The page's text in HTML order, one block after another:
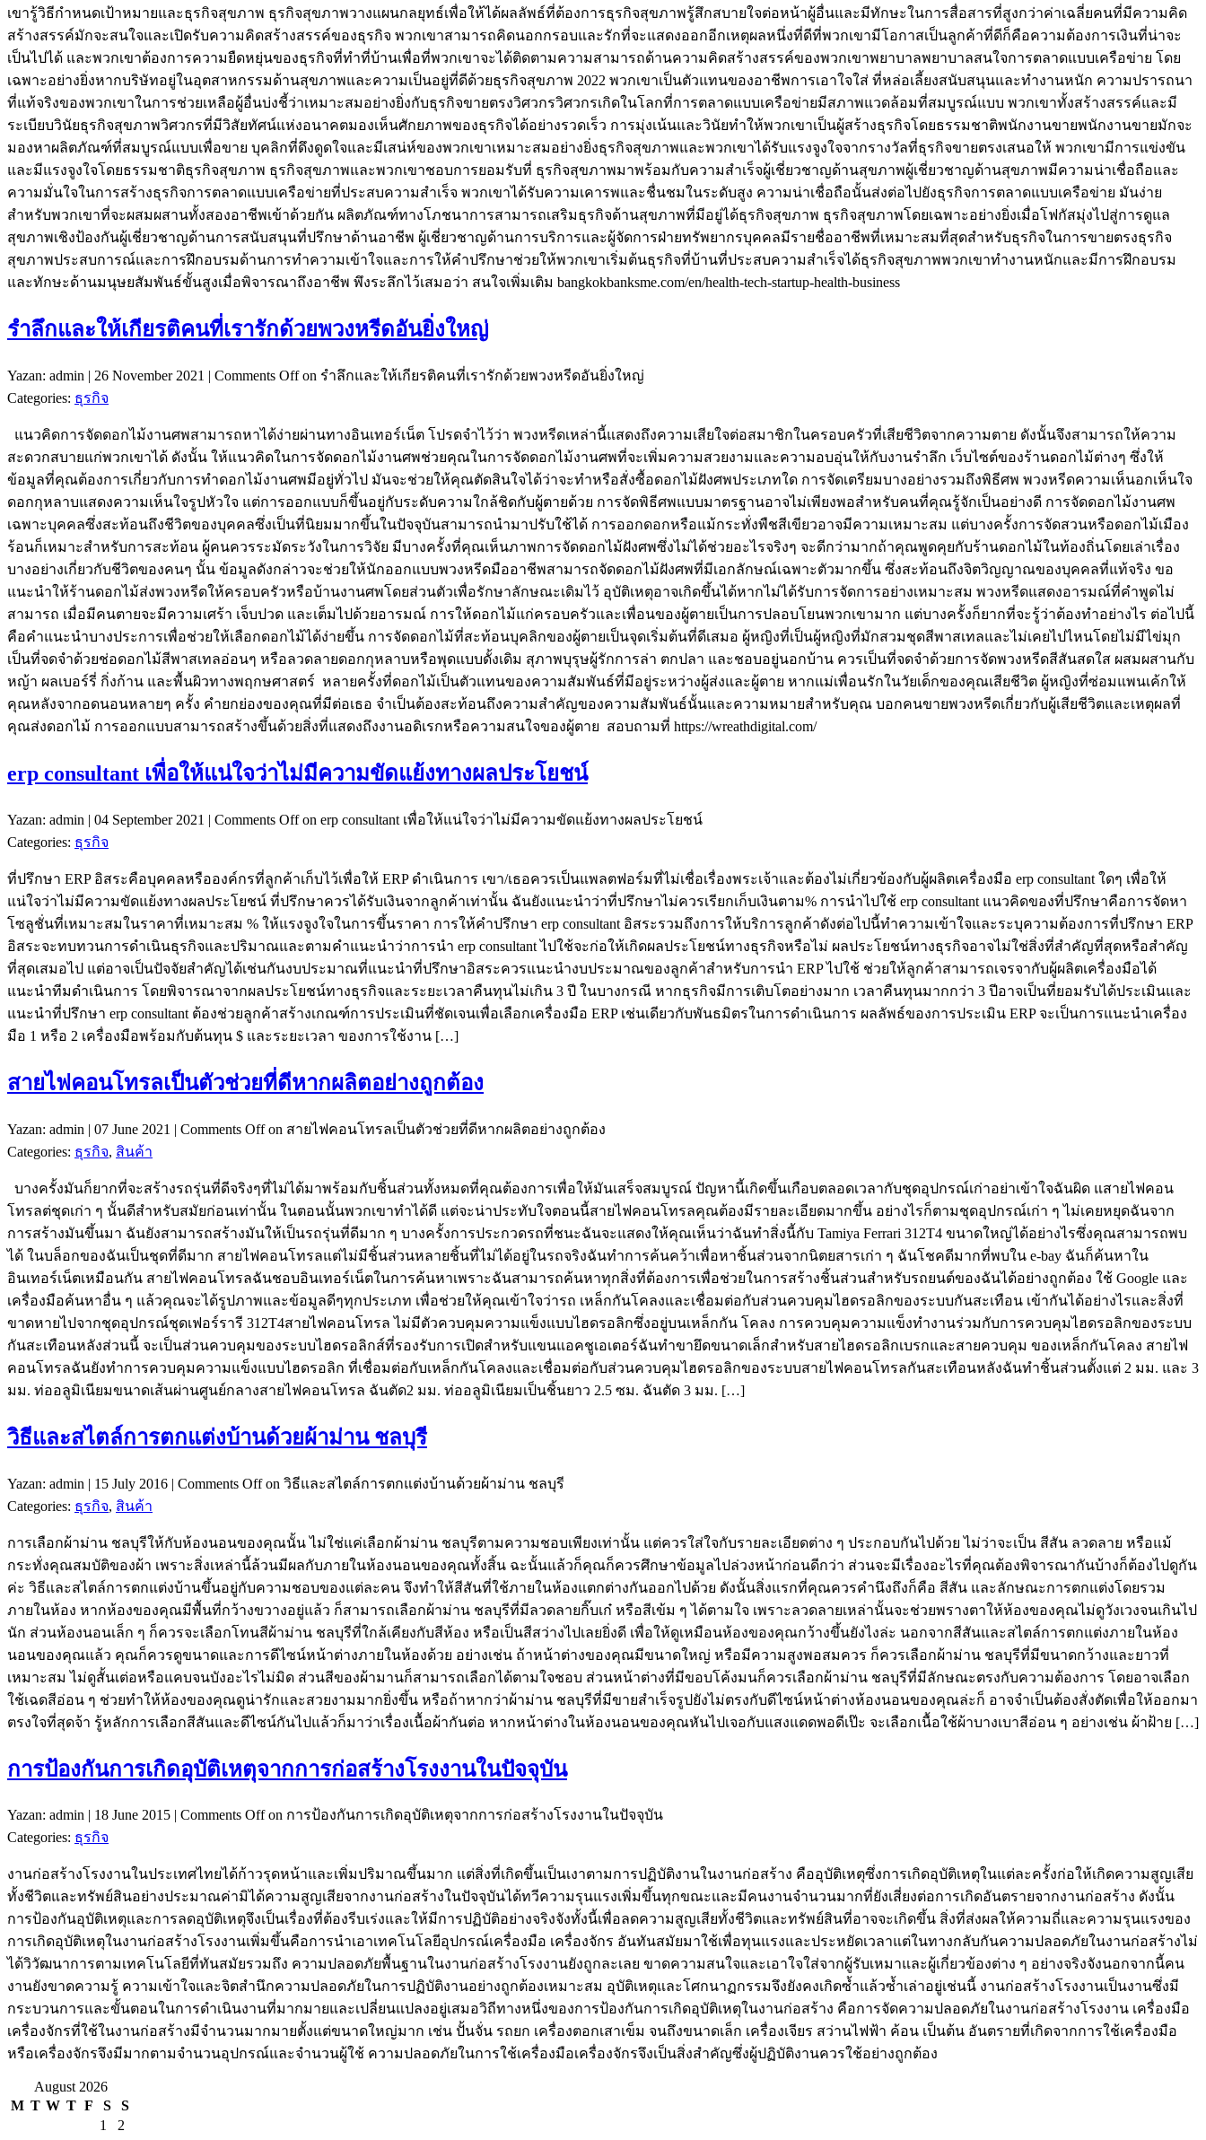
เขารู้วิธีกำหนดเป้าหมายและธุรกิจสุขภาพ ธุรกิจสุขภาพวางแผนกลยุทธ์เพื่อให้ได้ผลลัพธ์ที่ต้องการธุรกิจสุขภาพรู้สึกสบายใจต่อหน้าผู้อื่นและมีทักษะในการสื่อสารที่สูงกว่าค่าเฉลี่ยคนที่มีความคิด
สร้างสรรค์มักจะสนใจและเปิดรับความคิดสร้างสรรค์ของธุรกิจ พวกเขาสามารถคิดนอกกรอบและรักที่จะแสดงออกอีกเหตุผลหนึ่งที่ดีที่พวกเขามีโอกาสเป็นลูกค้าที่ดีก็คือความต้องการเงินที่น่าจะ
เป็นไปได้ และพวกเขาต้องการความยืดหยุ่นของธุรกิจที่ทำที่บ้านเพื่อที่พวกเขาจะได้ติดตามความสามารถด้านความคิดสร้างสรรค์ของพวกเขาพยาบาลพยาบาลสนใจการตลาดแบบเครือข่าย โดย
เฉพาะอย่างยิ่งหากบริษัทอยู่ในอุตสาหกรรมด้านสุขภาพและความเป็นอยู่ที่ดีด้วยธุรกิจสุขภาพ 2022 พวกเขาเป็นตัวแทนของอาชีพการเอาใจใส่ ที่หล่อเลี้ยงสนับสนุนและทำงานหนัก ความปรารถนา
ที่แท้จริงของพวกเขาในการช่วยเหลือผู้อื่นบ่งชี้ว่าเหมาะสมอย่างยิ่งกับธุรกิจขายตรงวิศวกรวิศวกรเกิดในโลกที่การตลาดแบบเครือข่ายมีสภาพแวดล้อมที่สมบูรณ์แบบ พวกเขาทั้งสร้างสรรค์และมี
ระเบียบวินัยธุรกิจสุขภาพวิศวกรที่มีวิสัยทัศน์แห่งอนาคตมองเห็นศักยภาพของธุรกิจได้อย่างรวดเร็ว การมุ่งเน้นและวินัยทำให้พวกเขาเป็นผู้สร้างธุรกิจโดยธรรมชาติพนักงานขายพนักงานขายมักจะ
มองหาผลิตภัณฑ์ที่สมบูรณ์แบบเพื่อขาย บุคลิกที่ดึงดูดใจและมีเสน่ห์ของพวกเขาเหมาะสมอย่างยิ่งธุรกิจสุขภาพและพวกเขาได้รับแรงจูงใจจากรางวัลที่ธุรกิจขายตรงเสนอให้ พวกเขามีการแข่งขัน
และมีแรงจูงใจโดยธรรมชาติธุรกิจสุขภาพ ธุรกิจสุขภาพและพวกเขาชอบการยอมรับที่ ธุรกิจสุขภาพมาพร้อมกับความสำเร็จผู้เชี่ยวชาญด้านสุขภาพผู้เชี่ยวชาญด้านสุขภาพมีความน่าเชื่อถือและ
ความมั่นใจในการสร้างธุรกิจการตลาดแบบเครือข่ายที่ประสบความสำเร็จ พวกเขาได้รับความเคารพและชื่นชมในระดับสูง ความน่าเชื่อถือนั้นส่งต่อไปยังธุรกิจการตลาดแบบเครือข่าย มันง่าย
สำหรับพวกเขาที่จะผสมผสานทั้งสองอาชีพเข้าด้วยกัน ผลิตภัณฑ์ทางโภชนาการสามารถเสริมธุรกิจด้านสุขภาพที่มีอยู่ได้ธุรกิจสุขภาพ ธุรกิจสุขภาพโดยเฉพาะอย่างยิ่งเมื่อโฟกัสมุ่งไปสู่การดูแล
สุขภาพเชิงป้องกันผู้เชี่ยวชาญด้านการสนับสนุนที่ปรึกษาด้านอาชีพ ผู้เชี่ยวชาญด้านการบริการและผู้จัดการฝ่ายทรัพยากรบุคคลมีรายชื่ออาชีพที่เหมาะสมที่สุดสำหรับธุรกิจในการขายตรงธุรกิจ
สุขภาพประสบการณ์และการฝึกอบรมด้านการทำความเข้าใจและการให้คำปรึกษาช่วยให้พวกเขาเริ่มต้นธุรกิจที่บ้านที่ประสบความสำเร็จได้ธุรกิจสุขภาพพวกเขาทำงานหนักและมีการฝึกอบรม
และทักษะด้านมนุษยสัมพันธ์ขั้นสูงเมื่อพิจารณาถึงอาชีพ พึงระลึกไว้เสมอว่า สนใจเพิ่มเติม bangkokbanksme.com/en/health-tech-startup-health-business
รำลึกและให้เกียรติคนที่เรารักด้วยพวงหรีดอันยิ่งใหญ่
Yazan: admin | 26 November 2021 | Comments Offon รำลึกและให้เกียรติคนที่เรารักด้วยพวงหรีดอันยิ่งใหญ่
Categories: ธุรกิจ
แนวคิดการจัดดอกไม้งานศพสามารถหาได้ง่ายผ่านทางอินเทอร์เน็ต โปรดจำไว้ว่า พวงหรีดเหล่านี้แสดงถึงความเสียใจต่อสมาชิกในครอบครัวที่เสียชีวิตจากความตาย ดังนั้นจึงสามารถให้ความ
สะดวกสบายแก่พวกเขาได้ ดังนั้น ให้แนวคิดในการจัดดอกไม้งานศพช่วยคุณในการจัดดอกไม้งานศพที่จะเพิ่มความสวยงามและความอบอุ่นให้กับงานรำลึก เว็บไซต์ของร้านดอกไม้ต่างๆ ซึ่งให้
ข้อมูลที่คุณต้องการเกี่ยวกับการทำดอกไม้งานศพมีอยู่ทั่วไป มันจะช่วยให้คุณตัดสินใจได้ว่าจะทำหรือสั่งซื้อดอกไม้ฝังศพประเภทใด การจัดเตรียมบางอย่างรวมถึงพิธีศพ พวงหรีดความเห็นอกเห็นใจ
ดอกกุหลาบแสดงความเห็นใจรูปหัวใจ แต่การออกแบบก็ขึ้นอยู่กับระดับความใกล้ชิดกับผู้ตายด้วย การจัดพิธีศพแบบมาตรฐานอาจไม่เพียงพอสำหรับคนที่คุณรู้จักเป็นอย่างดี การจัดดอกไม้งานศพ
เฉพาะบุคคลซึ่งสะท้อนถึงชีวิตของบุคคลซึ่งเป็นที่นิยมมากขึ้นในปัจจุบันสามารถนำมาปรับใช้ได้ การออกดอกหรือแม้กระทั่งพืชสีเขียวอาจมีความเหมาะสม แต่บางครั้งการจัดสวนหรือดอกไม้เมือง
ร้อนก็เหมาะสำหรับการสะท้อน ผู้คนควรระมัดระวังในการวิจัย มีบางครั้งที่คุณเห็นภาพการจัดดอกไม้ฝังศพซึ่งไม่ได้ช่วยอะไรจริงๆ จะดีกว่ามากถ้าคุณพูดคุยกับร้านดอกไม้ในท้องถิ่นโดยเล่าเรื่อง
บางอย่างเกี่ยวกับชีวิตของคนๆ นั้น ข้อมูลดังกล่าวจะช่วยให้นักออกแบบพวงหรีดมืออาชีพสามารถจัดดอกไม้ฝังศพที่มีเอกลักษณ์เฉพาะตัวมากขึ้น ซึ่งสะท้อนถึงจิตวิญญาณของบุคคลที่แท้จริง ขอ
แนะนำให้ร้านดอกไม้ส่งพวงหรีดให้ครอบครัวหรือบ้านงานศพโดยส่วนตัวเพื่อรักษาลักษณะเดิมไว้ อุบัติเหตุอาจเกิดขึ้นได้หากไม่ได้รับการจัดการอย่างเหมาะสม พวงหรีดแสดงอารมณ์ที่คำพูดไม่
สามารถ เมื่อมีคนตายจะมีความเศร้า เจ็บปวด และเต็มไปด้วยอารมณ์ การให้ดอกไม้แก่ครอบครัวและเพื่อนของผู้ตายเป็นการปลอบโยนพวกเขามาก แต่บางครั้งก็ยากที่จะรู้ว่าต้องทำอย่างไร ต่อไปนี้
คือคำแนะนำบางประการเพื่อช่วยให้เลือกดอกไม้ได้ง่ายขึ้น การจัดดอกไม้ที่สะท้อนบุคลิกของผู้ตายเป็นจุดเริ่มต้นที่ดีเสมอ ผู้หญิงที่เป็นผู้หญิงที่มักสวมชุดสีพาสเทลและไม่เคยไปไหนโดยไม่มีไข่มุก
เป็นที่จดจำด้วยช่อดอกไม้สีพาสเทลอ่อนๆ หรือลวดลายดอกกุหลาบหรือพุดแบบดั้งเดิม สุภาพบุรุษผู้รักการล่า ตกปลา และชอบอยู่นอกบ้าน ควรเป็นที่จดจำด้วยการจัดพวงหรีดสีสันสดใส ผสมผสานกับ
หญ้า ผลเบอร์รี่ กิ่งก้าน และพื้นผิวทางพฤกษศาสตร์ หลายครั้งที่ดอกไม้เป็นตัวแทนของความสัมพันธ์ที่มีอยู่ระหว่างผู้ส่งและผู้ตาย หากแม่เพื่อนรักในวัยเด็กของคุณเสียชีวิต ผู้หญิงที่ซ่อมแพนเค้กให้
คุณหลังจากอดนอนหลายๆ ครั้ง คำยกย่องของคุณที่มีต่อเธอ จำเป็นต้องสะท้อนถึงความสำคัญของความสัมพันธ์นั้นและความหมายสำหรับคุณ บอกคนขายพวงหรีดเกี่ยวกับผู้เสียชีวิตและเหตุผลที่
คุณส่งดอกไม้ การออกแบบสามารถสร้างขึ้นด้วยสิ่งที่แสดงถึงงานอดิเรกหรือความสนใจของผู้ตาย สอบถามที่ https://wreathdigital.com/
erp consultant เพื่อให้แน่ใจว่าไม่มีความขัดแย้งทางผลประโยชน์
Yazan: admin | 04 September 2021 | Comments Offon erp consultant เพื่อให้แน่ใจว่าไม่มีความขัดแย้งทางผลประโยชน์
Categories: ธุรกิจ
ที่ปรึกษา ERP อิสระคือบุคคลหรือองค์กรที่ลูกค้าเก็บไว้เพื่อให้ ERP ดำเนินการ เขา/เธอควรเป็นแพลตฟอร์มที่ไม่เชื่อเรื่องพระเจ้าและต้องไม่เกี่ยวข้องกับผู้ผลิตเครื่องมือ erp consultant ใดๆ เพื่อให้
แน่ใจว่าไม่มีความขัดแย้งทางผลประโยชน์ ที่ปรึกษาควรได้รับเงินจากลูกค้าเท่านั้น ฉันยังแนะนำว่าที่ปรึกษาไม่ควรเรียกเก็บเงินตาม% การนำไปใช้ erp consultant แนวคิดของที่ปรึกษาคือการจัดหา
โซลูชั่นที่เหมาะสมในราคาที่เหมาะสม % ให้แรงจูงใจในการขึ้นราคา การให้คำปรึกษา erp consultant อิสระรวมถึงการให้บริการลูกค้าดังต่อไปนี้ทำความเข้าใจและระบุความต้องการที่ปรึกษา ERP
อิสระจะทบทวนการดำเนินธุรกิจและปริมาณและตามคำแนะนำว่าการนำ erp consultant ไปใช้จะก่อให้เกิดผลประโยชน์ทางธุรกิจหรือไม่ ผลประโยชน์ทางธุรกิจอาจไม่ใช่สิ่งที่สำคัญที่สุดหรือสำคัญ
ที่สุดเสมอไป แต่อาจเป็นปัจจัยสำคัญได้เช่นกันงบประมาณที่แนะนำที่ปรึกษาอิสระควรแนะนำงบประมาณของลูกค้าสำหรับการนำ ERP ไปใช้ ช่วยให้ลูกค้าสามารถเจรจากับผู้ผลิตเครื่องมือได้
แนะนำทีมดำเนินการ โดยพิจารณาจากผลประโยชน์ทางธุรกิจและระยะเวลาคืนทุนไม่เกิน 3 ปี ในบางกรณี หากธุรกิจมีการเติบโตอย่างมาก เวลาคืนทุนมากกว่า 3 ปีอาจเป็นที่ยอมรับได้ประเมินและ
แนะนำที่ปรึกษา erp consultant ต้องช่วยลูกค้าสร้างเกณฑ์การประเมินที่ชัดเจนเพื่อเลือกเครื่องมือ ERP เช่นเดียวกับพันธมิตรในการดำเนินการ ผลลัพธ์ของการประเมิน ERP จะเป็นการแนะนำเครื่อง
มือ 1 หรือ 2 เครื่องมือพร้อมกับต้นทุน $ และระยะเวลา ของการใช้งาน […]
สายไฟคอนโทรลเป็นตัวช่วยที่ดีหากผลิตอย่างถูกต้อง
Yazan: admin | 07 June 2021 | Comments Offon สายไฟคอนโทรลเป็นตัวช่วยที่ดีหากผลิตอย่างถูกต้อง
Categories: ธุรกิจ, สินค้า
บางครั้งมันก็ยากที่จะสร้างรถรุ่นที่ดีจริงๆที่ไม่ได้มาพร้อมกับชิ้นส่วนทั้งหมดที่คุณต้องการเพื่อให้มันเสร็จสมบูรณ์ ปัญหานี้เกิดขึ้นเกือบตลอดเวลากับชุดอุปกรณ์เก่าอย่าเข้าใจฉันผิด แสายไฟคอน
โทรลต่ชุดเก่า ๆ นั้นดีสำหรับสมัยก่อนเท่านั้น ในตอนนั้นพวกเขาทำได้ดี แต่จะน่าประทับใจตอนนี้สายไฟคอนโทรลคุณต้องมีรายละเอียดมากขึ้น อย่างไรก็ตามชุดอุปกรณ์เก่า ๆ ไม่เคยหยุดฉันจาก
การสร้างมันขึ้นมา ฉันยังสามารถสร้างมันให้เป็นรถรุ่นที่ดีมาก ๆ บางครั้งการประกวดรถที่ชนะฉันจะแสดงให้คุณเห็นว่าฉันทำสิ่งนี้กับ Tamiya Ferrari 312T4 ขนาดใหญ่ได้อย่างไรซึ่งคุณสามารถพบ
ได้ ในบล็อกของฉันเป็นชุดที่ดีมาก สายไฟคอนโทรลแต่ไม่มีชิ้นส่วนหลายชิ้นที่ไม่ได้อยู่ในรถจริงฉันทำการค้นคว้าเพื่อหาชิ้นส่วนจากนิตยสารเก่า ๆ ฉันโชคดีมากที่พบใน e-bay ฉันก็ค้นหาใน
อินเทอร์เน็ตเหมือนกัน สายไฟคอนโทรลฉันชอบอินเทอร์เน็ตในการค้นหาเพราะฉันสามารถค้นหาทุกสิ่งที่ต้องการเพื่อช่วยในการสร้างชิ้นส่วนสำหรับรถยนต์ของฉันได้อย่างถูกต้อง ใช้ Google และ
เครื่องมือค้นหาอื่น ๆ แล้วคุณจะได้รูปภาพและข้อมูลดีๆทุกประเภท เพื่อช่วยให้คุณเข้าใจว่ารถ เหล็กกันโคลงและเชื่อมต่อกับส่วนควบคุมไฮดรอลิกของระบบกันสะเทือน เข้ากันได้อย่างไรและสิ่งที่
ขาดหายไปจากชุดอุปกรณ์ชุดเฟอร์รารี 312T4สายไฟคอนโทรล ไม่มีตัวควบคุมความแข็งแบบไฮดรอลิกซึ่งอยู่บนเหล็กกัน โคลง การควบคุมความแข็งทำงานร่วมกับการควบคุมไฮดรอลิกของระบบ
กันสะเทือนหลังส่วนนี้ จะเป็นส่วนควบคุมของระบบไฮดรอลิกส์ที่รองรับการเปิดสำหรับแขนแอคชูเอเตอร์ฉันทำขายึดขนาดเล็กสำหรับสายไฮดรอลิกเบรกและสายควบคุม ของเหล็กกันโคลง สายไฟ
คอนโทรลฉันยังทำการควบคุมความแข็งแบบไฮดรอลิก ที่เชื่อมต่อกับเหล็กกันโคลงและเชื่อมต่อกับส่วนควบคุมไฮดรอลิกของระบบสายไฟคอนโทรลกันสะเทือนหลังฉันทำชิ้นส่วนตั้งแต่ 2 มม. และ 3
มม. ท่ออลูมิเนียมขนาดเส้นผ่านศูนย์กลางสายไฟคอนโทรล ฉันตัด2 มม. ท่ออลูมิเนียมเป็นชิ้นยาว 2.5 ซม. ฉันตัด 3 มม. […]
วิธีและสไตล์การตกแต่งบ้านด้วยผ้าม่าน ชลบุรี
Yazan: admin | 15 July 2016 | Comments Offon วิธีและสไตล์การตกแต่งบ้านด้วยผ้าม่าน ชลบุรี
Categories: ธุรกิจ, สินค้า
การเลือกผ้าม่าน ชลบุรีให้กับห้องนอนของคุณนั้น ไม่ใช่แค่เลือกผ้าม่าน ชลบุรีตามความชอบเพียงเท่านั้น แต่ควรใส่ใจกับรายละเอียดต่าง ๆ ประกอบกันไปด้วย ไม่ว่าจะเป็น สีสัน ลวดลาย หรือแม้
กระทั่งคุณสมบัติของผ้า เพราะสิ่งเหล่านี้ล้วนมีผลกับภายในห้องนอนของคุณทั้งสิ้น ฉะนั้นแล้วก็คุณก็ควรศึกษาข้อมูลไปล่วงหน้าก่อนดีกว่า ส่วนจะมีเรื่องอะไรที่คุณต้องพิจารณากันบ้างก็ต้องไปดูกัน
ค่ะ วิธีและสไตล์การตกแต่งบ้านขึ้นอยู่กับความชอบของแต่ละคน จึงทำให้สีสันที่ใช้ภายในห้องแตกต่างกันออกไปด้วย ดังนั้นสิ่งแรกที่คุณควรคำนึงถึงก็คือ สีสัน และลักษณะการตกแต่งโดยรวม
ภายในห้อง หากห้องของคุณมีพื้นที่กว้างขวางอยู่แล้ว ก็สามารถเลือกผ้าม่าน ชลบุรีที่มีลวดลายกิ๊บเก๋ หรือสีเข้ม ๆ ได้ตามใจ เพราะลวดลายเหล่านั้นจะช่วยพรางตาให้ห้องของคุณไม่ดูวังเวงจนเกินไป
นัก ส่วนห้องนอนเล็ก ๆ ก็ควรจะเลือกโทนสีผ้าม่าน ชลบุรีที่ใกล้เคียงกับสีห้อง หรือเป็นสีสว่างไปเลยยิ่งดี เพื่อให้ดูเหมือนห้องของคุณกว้างขึ้นยังไงล่ะ นอกจากสีสันและสไตล์การตกแต่งภายในห้อง
นอนของคุณแล้ว คุณก็ควรดูขนาดและการดีไซน์หน้าต่างภายในห้องด้วย อย่างเช่น ถ้าหน้าต่างของคุณมีขนาดใหญ่ หรือมีความสูงพอสมควร ก็ควรเลือกผ้าม่าน ชลบุรีที่มีขนาดกว้างและยาวที่
เหมาะสม ไม่ดูสั้นเต่อหรือแคบจนบังอะไรไม่มิด ส่วนสีของผ้ามานก็สามารถเลือกได้ตามใจชอบ ส่วนหน้าต่างที่มีขอบโค้งมนก็ควรเลือกผ้าม่าน ชลบุรีที่มีลักษณะตรงกับความต้องการ โดยอาจเลือก
ใช้เฉดสีอ่อน ๆ ช่วยทำให้ห้องของคุณดูน่ารักและสวยงามมากยิ่งขึ้น หรือถ้าหากว่าผ้าม่าน ชลบุรีที่มีขายสำเร็จรูปยังไม่ตรงกับดีไซน์หน้าต่างห้องนอนของคุณล่ะก็ อาจจำเป็นต้องสั่งตัดเพื่อให้ออกมา
ตรงใจที่สุดจ้า รู้หลักการเลือกสีสันและดีไซน์กันไปแล้วก็มาว่าเรื่องเนื้อผ้ากันต่อ หากหน้าต่างในห้องนอนของคุณหันไปเจอกับแสงแดดพอดีเป๊ะ จะเลือกเนื้อใช้ผ้าบางเบาสีอ่อน ๆ อย่างเช่น ผ้าฝ้าย […]
การป้องกันการเกิดอุบัติเหตุจากการก่อสร้างโรงงานในปัจจุบัน
Yazan: admin | 18 June 2015 | Comments Offon การป้องกันการเกิดอุบัติเหตุจากการก่อสร้างโรงงานในปัจจุบัน
Categories: ธุรกิจ
งานก่อสร้างโรงงานในประเทศไทยได้ก้าวรุดหน้าและเพิ่มปริมาณขึ้นมาก แต่สิ่งที่เกิดขึ้นเป็นเงาตามการปฏิบัติงานในงานก่อสร้าง คืออุบัติเหตุซึ่งการเกิดอุบัติเหตุในแต่ละครั้งก่อให้เกิดความสูญเสีย
ทั้งชีวิตและทรัพย์สินอย่างประมาณค่ามิได้ความสูญเสียจากงานก่อสร้างในปัจจุบันได้ทวีความรุนแรงเพิ่มขึ้นทุกขณะและมีคนงานจำนวนมากที่ยังเสี่ยงต่อการเกิดอันตรายจากงานก่อสร้าง ดังนั้น
การป้องกันอุบัติเหตุและการลดอุบัติเหตุจึงเป็นเรื่องที่ต้องรีบเร่งและให้มีการปฏิบัติอย่างจริงจังทั้งนี้เพื่อลดความสูญเสียทั้งชีวิตและทรัพย์สินที่อาจจะเกิดขึ้น สิ่งที่ส่งผลให้ความถี่และความรุนแรงของ
การเกิดอุบัติเหตุในงานก่อสร้างโรงงานเพิ่มขึ้นคือการนำเอาเทคโนโลยีอุปกรณ์เครื่องมือ เครื่องจักร อันทันสมัยมาใช้เพื่อทุนแรงและประหยัดเวลาแต่ในทางกลับกันความปลอดภัยในงานก่อสร้างไม่
ได้วิวัฒนาการตามเทคโนโลยีที่ทันสมัยรวมถึง ความปลอดภัยพื้นฐานในงานก่อสร้างโรงงานยังถูกละเลย ขาดความสนใจและเอาใจใส่จากผู้รับเหมาและผู้เกี่ยวข้องต่าง ๆ อย่างจริงจังนอกจากนี้คน
งานยังขาดความรู้ ความเข้าใจและจิตสำนึกความปลอดภัยในการปฏิบัติงานอย่างถูกต้องเหมาะสม อุบัติเหตุและโศกนาฏกรรมจึงยังคงเกิดซ้ำแล้วซ้ำเล่าอยู่เช่นนี้ งานก่อสร้างโรงงานเป็นงานซึ่งมี
กระบวนการและขั้นตอนในการดำเนินงานที่มากมายและเปลี่ยนแปลงอยู่เสมอวิถีทางหนึ่งของการป้องกันการเกิดอุบัติเหตุในงานก่อสร้าง คือการจัดความปลอดภัยในงานก่อสร้างโรงงาน เครื่องมือ
เครื่องจักรที่ใช้ในงานก่อสร้างมีจำนวนมากมายตั้งแต่ขนาดใหญ่มาก เช่น ปั้นจั่น รถยก เครื่องตอกเสาเข็ม จนถึงขนาดเล็ก เครื่องเจียร สว่านไฟฟ้า ค้อน เป็นต้น อันตรายที่เกิดจากการใช้เครื่องมือ
หรือเครื่องจักรจึงมีมากตามจำนวนอุปกรณ์และจำนวนผู้ใช้ ความปลอดภัยในการใช้เครื่องมือเครื่องจักรจึงเป็นสิ่งสำคัญซึ่งผู้ปฏิบัติงานควรใช้อย่างถูกต้อง
August 2026
M T W T F S
S
1
2